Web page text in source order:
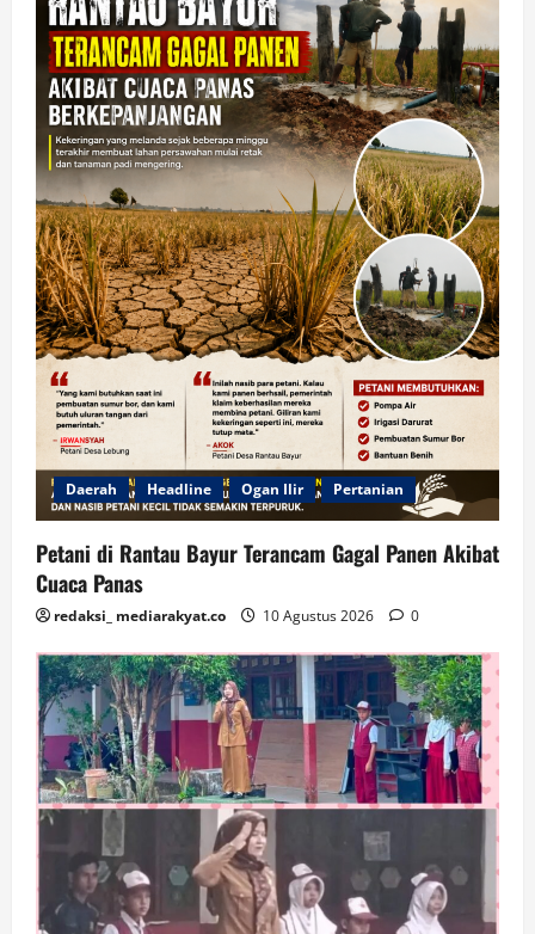
Daerah Headline Ogan Ilir Pertanian
Petani di Rantau Bayur Terancam Gagal Panen Akibat
Cuaca Panas
redaksi_ mediarakyat.co 10 Agustus 2026 0